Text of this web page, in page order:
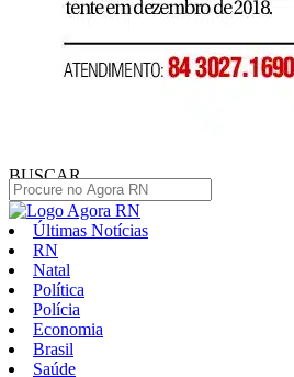
BUSCAR
Últimas Notícias
RN
Natal
Política
Polícia
Economia
Brasil
Saúde